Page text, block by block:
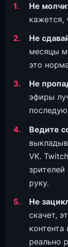
Не
кажется,
Не
месяцы
это
Не
эфиры
Ведите
VK.
руку.
Не
скачет,
реально